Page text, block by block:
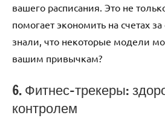
вашего расписания. Это не
помогает экономить на счетах
знали, что некоторые модели
вашим привычкам?
6. Фитнес-трекеры:
контролем